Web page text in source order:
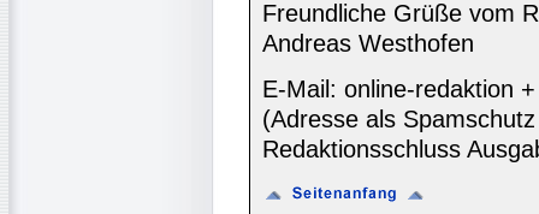
Freundliche Grüße vom
Andreas Westhofen
E-Mail: online-redaktion
(Adresse als
Redaktionsschluss